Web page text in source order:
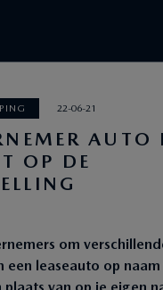
22-06-21
AUTO
OP DE
om
een leaseauto op